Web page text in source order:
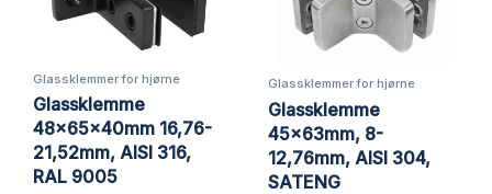
Glassklemmer for hjørne
Glassklemme
48x65x40mm 16,76-
21,52mm, AISI 316,
RAL 9005
Glassklemmer for hjørne
Glassklemme
45x63mm, 8-
12,76mm, AISI 304,
SATENG